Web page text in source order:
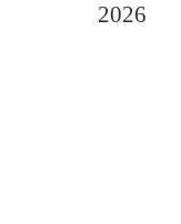
2026